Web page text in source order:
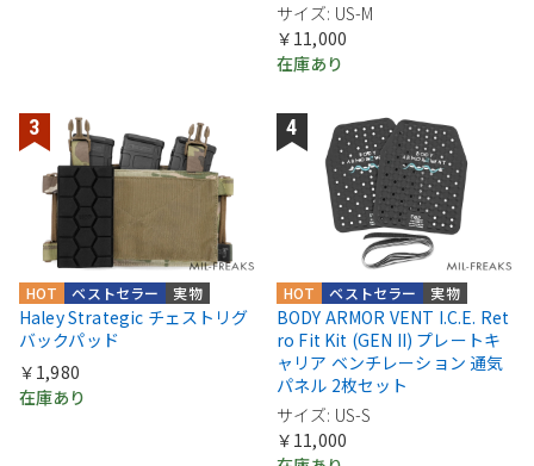
サイズ: US-M
￥11,000
在庫あり
実物
ベストセラー
HOT
Haley Strategic チェストリグ
バックパッド
￥1,980
在庫あり
実物
ベストセラー
HOT
BODY ARMOR VENT I.C.E. Ret
ro Fit Kit (GEN II) プレートキ
ャリア ベンチレーション 通気
パネル 2枚セット
サイズ: US-S
￥11,000